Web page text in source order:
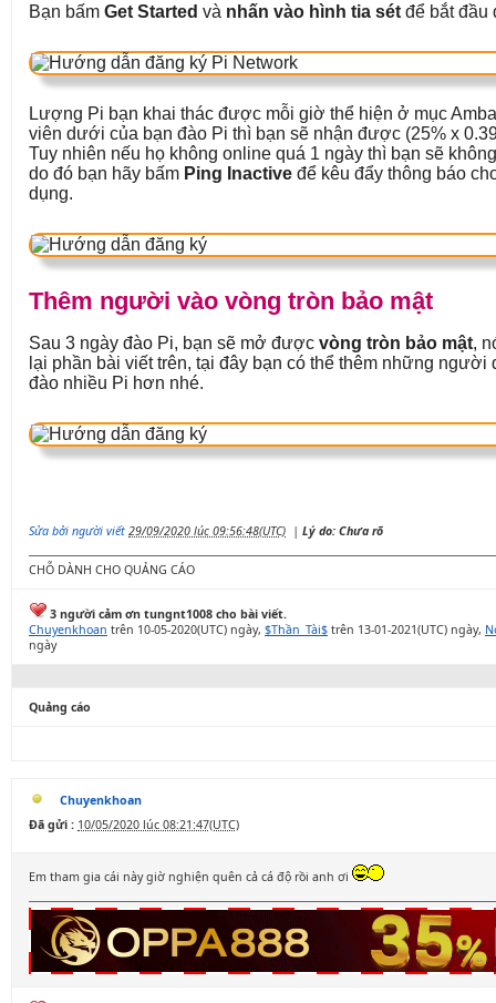
Bạn bấm Get Started và nhấn vào hình tia sét để bắt đầu
Lượng Pi bạn khai thác được mỗi giờ thể hiện ở mục
viên dưới của bạn đào Pi thì bạn sẽ nhận được (25% x
Tuy nhiên nếu họ không online quá 1 ngày thì bạn sẽ
do đó bạn hãy bấm Ping Inactive để kêu đẩy thông báo
dụng.
Thêm người vào vòng tròn bảo mật
Sau 3 ngày đào Pi, bạn sẽ mở được vòng tròn bảo mật,
lại phần bài viết trên, tại đây bạn có thể thêm những người
đào nhiều Pi hơn nhé.
Sửa bởi người viết 29/09/2020 lúc 09:56:48(UTC) | Lý do: Chưa rõ
CHỖ DÀNH CHO QUẢNG CÁO
3 người cảm ơn tungnt1008 cho bài viết.
Chuyenkhoan trên 10-05-2020(UTC) ngày, $Thần_Tài$ trên 13-01-2021(UTC) ngày,
ngày
Quảng cáo
Chuyenkhoan
Đã gửi : 10/05/2020 lúc 08:21:47(UTC)
Em tham gia cái này giờ nghiện quên cả cá độ rồi anh ơi